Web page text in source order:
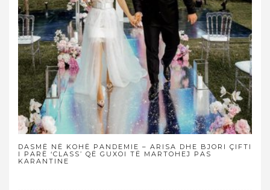
– ARISA DHE BJORI ÇIFTI
TË MARTOHEJ PAS
NË THELLËSINË E DETIT